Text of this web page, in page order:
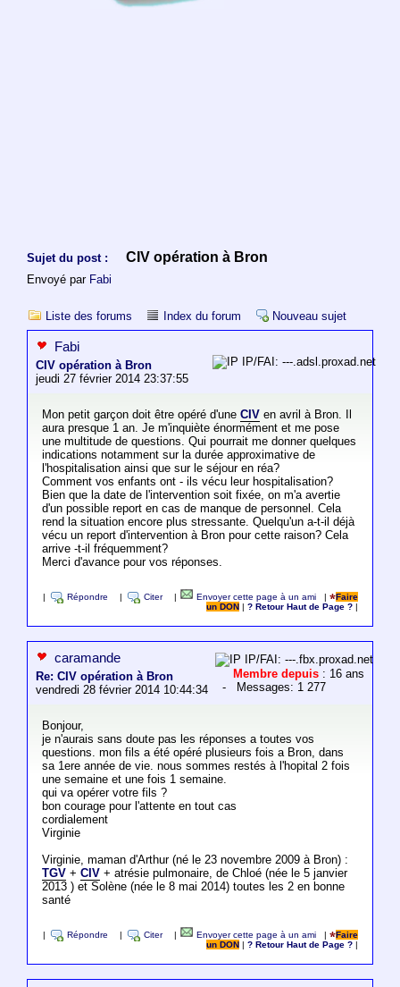
Sujet du post : CIV opération à Bron
Envoyé par Fabi
Liste des forums Index du forum Nouveau sujet
Fabi
CIV opération à Bron
jeudi 27 février 2014 23:37:55
IP/FAI: ---.adsl.proxad.net
Mon petit garçon doit être opéré d'une CIVen avril à Bron. Il
aura presque 1 an. Je m'inquiète énormément et me pose
une multitude de questions. Qui pourrait me donner quelques
indications notamment sur la durée approximative de
l'hospitalisation ainsi que sur le séjour en réa?
Comment vos enfants ont - ils vécu leur hospitalisation?
Bien que la date de l'intervention soit fixée, on m'a avertie
d'un possible report en cas de manque de personnel. Cela
rend la situation encore plus stressante. Quelqu'un a-t-il déjà
vécu un report d'intervention à Bron pour cette raison? Cela
arrive -t-il fréquemment?
Merci d'avance pour vos réponses.
Répondre Citer Envoyer cette page à un ami |
Faire
un DON
|? Retour Haut de Page ?
caramande
Re: CIV opération à Bron
vendredi 28 février 2014 10:44:34
IP/FAI: ---.fbx.proxad.net
Membre depuis : 16 ans
- Messages: 1 277
Bonjour,
je n'aurais sans doute pas les réponses a toutes vos
questions. mon fils a été opéré plusieurs fois a Bron, dans
sa 1ere année de vie. nous sommes restés à l'hopital 2 fois
une semaine et une fois 1 semaine.
qui va opérer votre fils ?
bon courage pour l'attente en tout cas
cordialement
Virginie
Virginie, maman d'Arthur (né le 23 novembre 2009 à Bron) :
TGV+ CIV+ atrésie pulmonaire, de Chloé (née le 5 janvier
2013 ) et Solène (née le 8 mai 2014) toutes les 2 en bonne
santé
Répondre Citer Envoyer cette page à un ami |
Faire
un DON
|? Retour Haut de Page ?